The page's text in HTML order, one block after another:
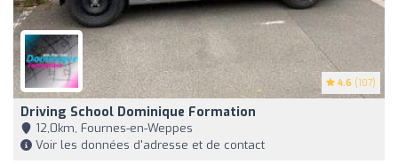
4.6 (107)
Driving School Dominique Formation
12,0km, Fournes-en-Weppes
Voir les données d'adresse et de contact